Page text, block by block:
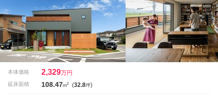
本体価格 2,329万円
延床面積 108.47m2 (32.8坪)